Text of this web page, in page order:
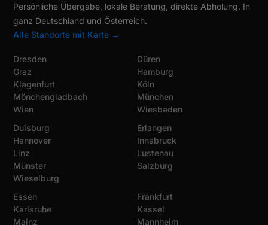
Persönliche Übergabe, lokale Beratung, direkte Abholung. In
ganz Deutschland und Österreich.
Alle Standorte mit Karte →
Dresden
Graz
Klagenfurt
Mönchengladbach
Wien
Düren
Hamburg
Köln
München
Wiesbaden
Duisburg
Hannover
Linz
Münster
Wieselburg
Erlangen
Innsbruck
Lustenau
Salzburg
Essen
Karlsruhe
Mainz
Frankfurt
Kassel
Mannheim